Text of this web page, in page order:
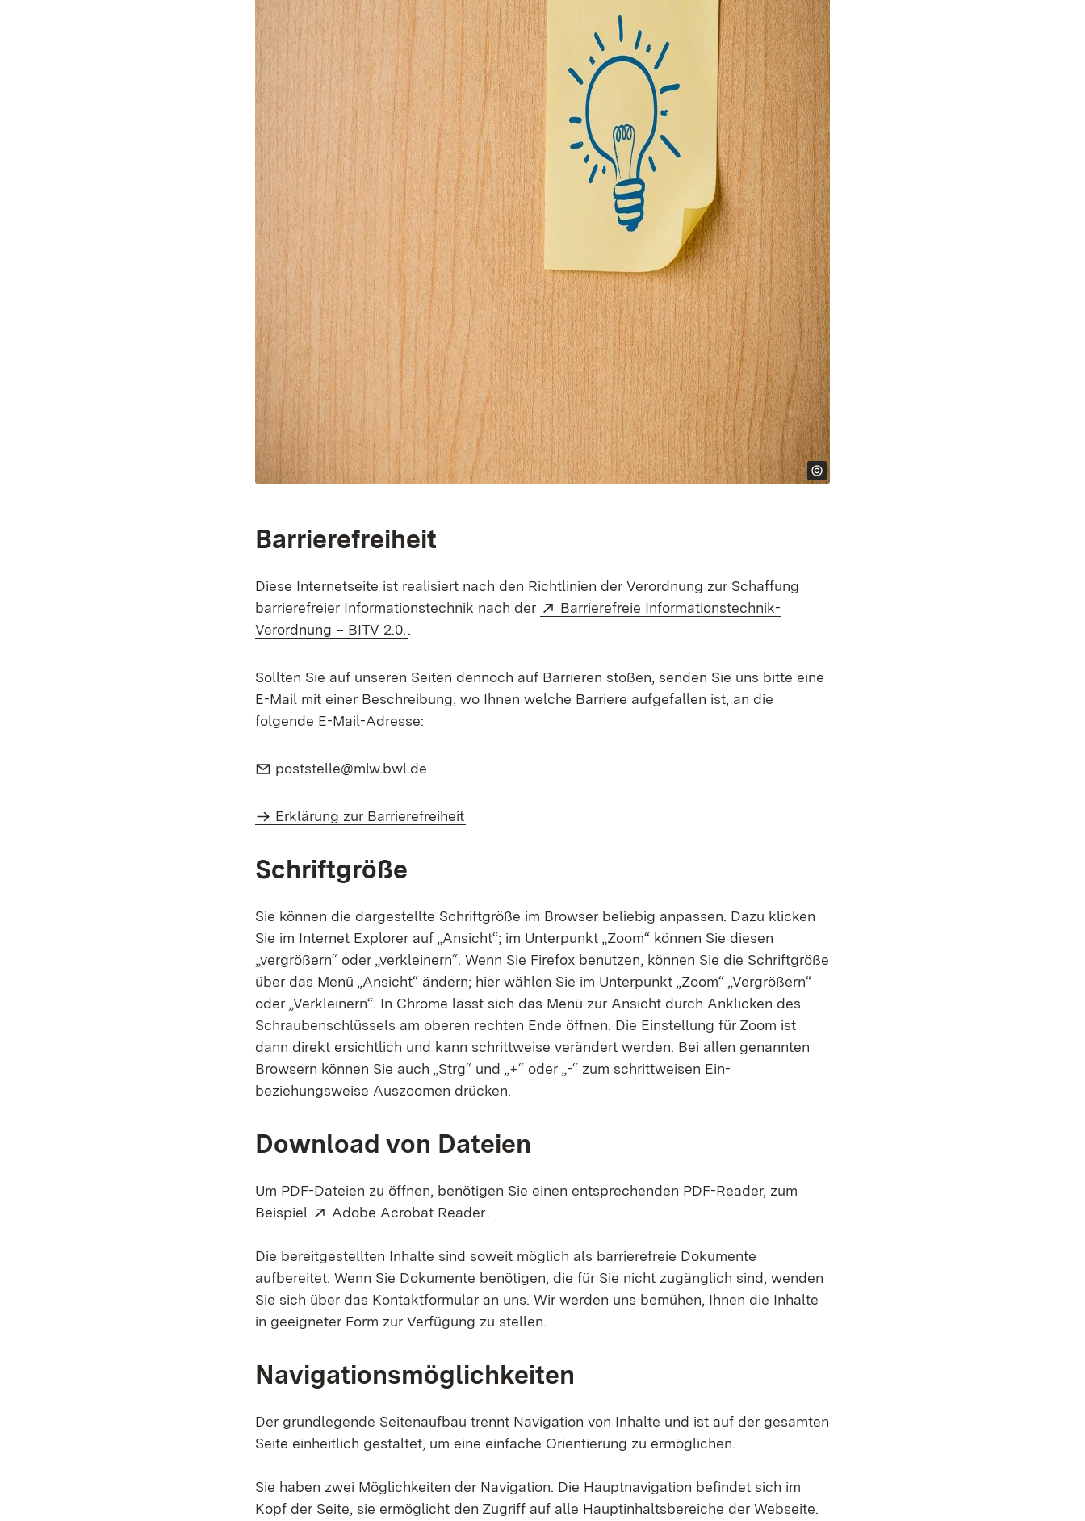
Barrierefreiheit
Diese Internetseite ist realisiert nach den Richtlinien der Verordnung zur Schaffung
barrierefreier Informationstechnik nach der
Extern:
Barrierefreie Informationstechnik-
Verordnung – BITV 2.0..
Sollten Sie auf unseren Seiten dennoch auf Barrieren stoßen, senden Sie uns bitte eine
E-Mail mit einer Beschreibung, wo Ihnen welche Barriere aufgefallen ist, an die
folgende E-Mail-Adresse:
E-Mail:
poststelle@mlw.bwl.de
Erklärung zur Barrierefreiheit
Schriftgröße
Sie können die dargestellte Schriftgröße im Browser beliebig anpassen. Dazu klicken
Sie im Internet Explorer auf „Ansicht“; im Unterpunkt „Zoom“ können Sie diesen
„vergrößern“ oder „verkleinern“. Wenn Sie Firefox benutzen, können Sie die Schriftgröße
über das Menü „Ansicht“ ändern; hier wählen Sie im Unterpunkt „Zoom“ „Vergrößern“
oder „Verkleinern“. In Chrome lässt sich das Menü zur Ansicht durch Anklicken des
Schraubenschlüssels am oberen rechten Ende öffnen. Die Einstellung für Zoom ist
dann direkt ersichtlich und kann schrittweise verändert werden. Bei allen genannten
Browsern können Sie auch „Strg“ und „+“ oder „-“ zum schrittweisen Ein-
beziehungsweise Auszoomen drücken.
Download von Dateien
Um PDF-Dateien zu öffnen, benötigen Sie einen entsprechenden PDF-Reader, zum
Beispiel
Extern:
Adobe Acrobat Reader.
Die bereitgestellten Inhalte sind soweit möglich als barrierefreie Dokumente
aufbereitet. Wenn Sie Dokumente benötigen, die für Sie nicht zugänglich sind, wenden
Sie sich über das Kontaktformular an uns. Wir werden uns bemühen, Ihnen die Inhalte
in geeigneter Form zur Verfügung zu stellen.
Navigationsmöglichkeiten
Der grundlegende Seitenaufbau trennt Navigation von Inhalte und ist auf der gesamten
Seite einheitlich gestaltet, um eine einfache Orientierung zu ermöglichen.
Sie haben zwei Möglichkeiten der Navigation. Die Hauptnavigation befindet sich im
Kopf der Seite, sie ermöglicht den Zugriff auf alle Hauptinhaltsbereiche der Webseite.